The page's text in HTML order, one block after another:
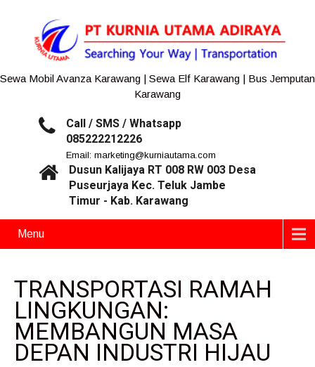
Sewa Mobil Avanza Karawang | Sewa Elf Karawang | Bus Jemputan
Karawang
Call / SMS / Whatsapp
085222212226
Email: marketing@kurniautama.com
Dusun Kalijaya RT 008 RW 003 Desa
Puseurjaya Kec. Teluk Jambe
Timur - Kab. Karawang
Menu
TRANSPORTASI RAMAH
LINGKUNGAN:
MEMBANGUN MASA
DEPAN INDUSTRI HIJAU